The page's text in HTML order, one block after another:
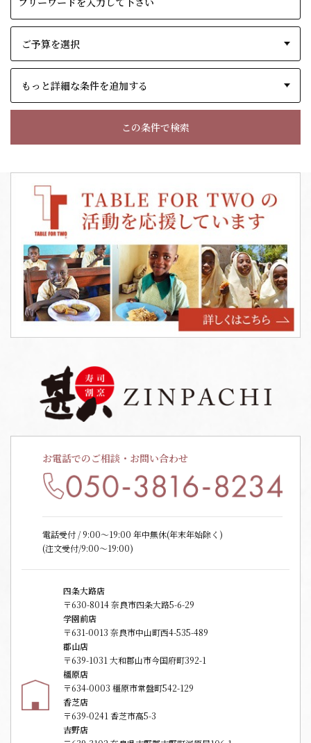
もっと詳細な条件を追加する
この条件で検索
お電話でのご相談・お問い合わせ
電話受付 / 9:00〜19:00 年中無休(年末年始除く)
(注文受付/9:00～19:00)
四条大路店
〒630-8014 奈良市四条大路5-6-29
学園前店
〒631-0013 奈良市中山町西4-535-489
郡山店
〒639-1031 大和郡山市今国府町392-1
橿原店
〒634-0003 橿原市常盤町542-129
香芝店
〒639-0241 香芝市高5-3
吉野店